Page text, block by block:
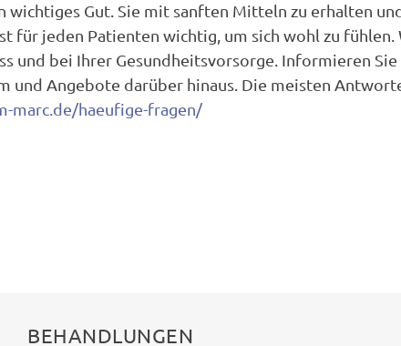
wichtiges Gut. Sie mit sanften Mitteln zu erhalten
für jeden Patienten wichtig, um sich wohl zu fühlen.
und bei Ihrer Gesundheitsvorsorge. Informieren
und Angebote darüber hinaus. Die meisten
marc.de/haeufige-fragen/
BEHANDLUNGEN